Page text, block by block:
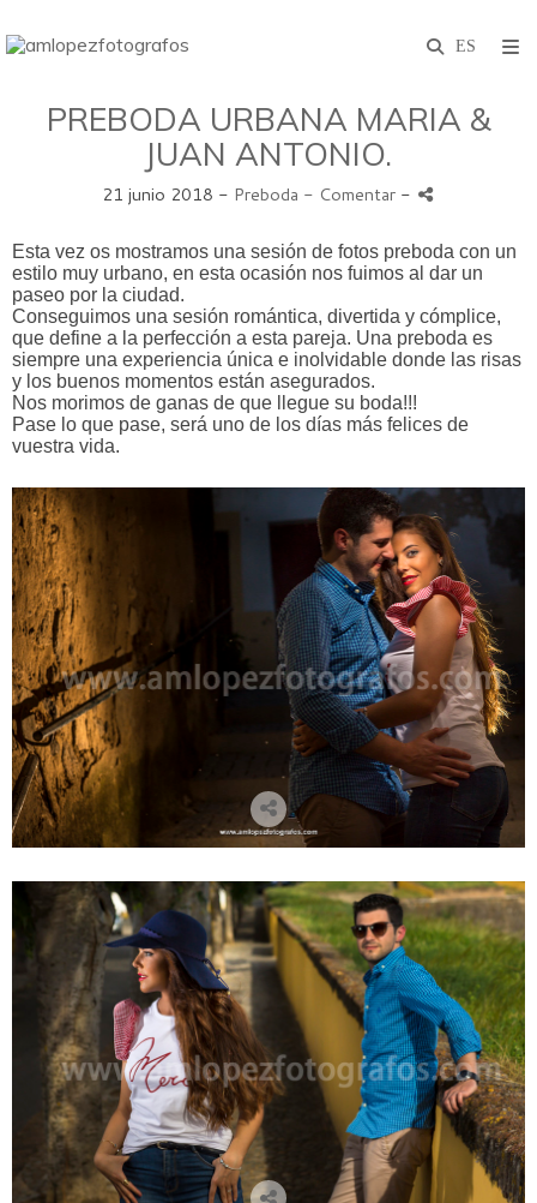
PREBODA URBANA MARIA &
JUAN ANTONIO.
21 junio 2018 - Preboda - Comentar -
Esta vez os mostramos una sesión de fotos preboda con un
estilo muy urbano, en esta ocasión nos fuimos al dar un
paseo por la ciudad.
Conseguimos una sesión romántica, divertida y cómplice,
que define a la perfección a esta pareja. Una preboda es
siempre una experiencia única e inolvidable donde las risas
y los buenos momentos están asegurados.
Nos morimos de ganas de que llegue su boda!!!
Pase lo que pase, será uno de los días más felices de
vuestra vida.